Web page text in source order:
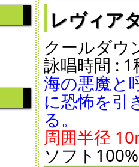
レヴィア
クールダウ
詠唱時間 :
海の悪魔と
に恐怖を引
る。
周囲半径
ソフト